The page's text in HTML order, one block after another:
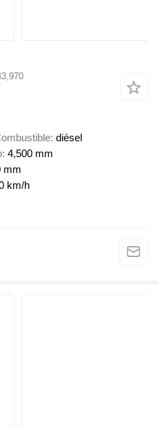
diésel
4,500 mm
mm
km/h